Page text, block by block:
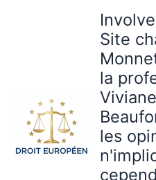
Site
la
les